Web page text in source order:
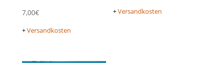
7,00€
+Versandkosten
+Versandkosten